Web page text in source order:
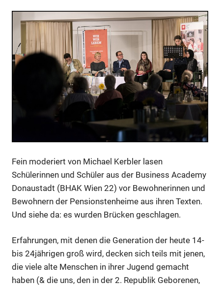
Fein moderiert von Michael Kerbler lasen
Schülerinnen und Schüler aus der Business Academy
Donaustadt (BHAK Wien 22) vor Bewohnerinnen und
Bewohnern der Pensionstenheime aus ihren Texten.
Und siehe da: es wurden Brücken geschlagen.
Erfahrungen, mit denen die Generation der heute 14-
bis 24jährigen groß wird, decken sich teils mit jenen,
die viele alte Menschen in ihrer Jugend gemacht
haben (& die uns, den in der 2. Republik Geborenen,